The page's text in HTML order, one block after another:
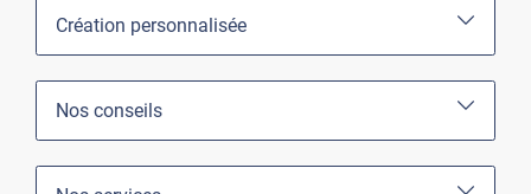
Création personnalisée
Nos conseils